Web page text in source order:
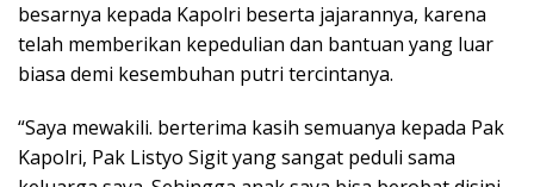
besarnya kepada Kapolri beserta jajarannya, karena
telah memberikan kepedulian dan bantuan yang luar
biasa demi kesembuhan putri tercintanya.
“Saya mewakili. berterima kasih semuanya kepada Pak
Kapolri, Pak Listyo Sigit yang sangat peduli sama